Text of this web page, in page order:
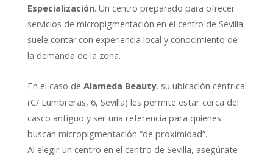
Especialización. Un centro preparado para ofrecer
servicios de micropigmentación en el centro de Sevilla
suele contar con experiencia local y conocimiento de
la demanda de la zona.
En el caso de Alameda Beauty, su ubicación céntrica
(C/ Lumbreras, 6, Sevilla) les permite estar cerca del
casco antiguo y ser una referencia para quienes
buscan micropigmentación “de proximidad”.
Al elegir un centro en el centro de Sevilla, asegúrate